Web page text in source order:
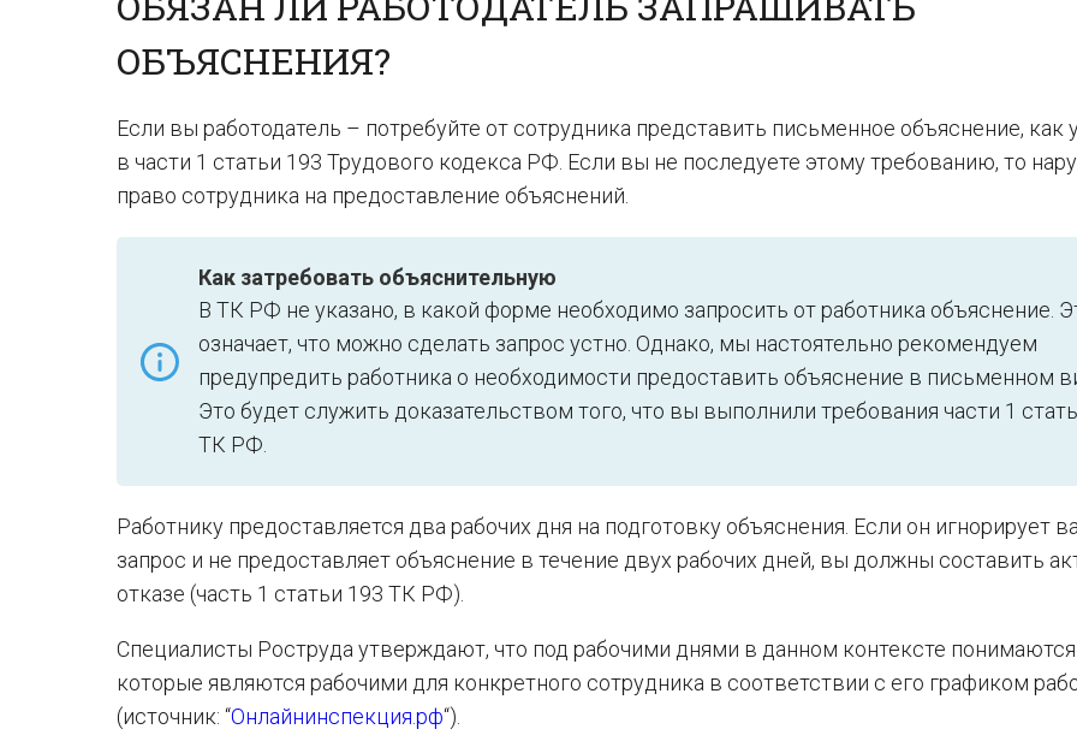
ОБЪЯСНЕНИЯ?
Если вы работодатель – потребуйте от сотрудника представить письменное объяснение, как
в части 1 статьи 193 Трудового кодекса РФ. Если вы не последуете этому требованию, то
право сотрудника на предоставление объяснений.
Как затребовать объяснительную
В ТК РФ не указано, в какой форме необходимо запросить от работника объяснение.
означает, что можно сделать запрос устно. Однако, мы настоятельно рекомендуем
предупредить работника о необходимости предоставить объяснение в письменном
Это будет служить доказательством того, что вы выполнили требования части 1
ТК РФ.
Работнику предоставляется два рабочих дня на подготовку объяснения. Если он игнорирует
запрос и не предоставляет объяснение в течение двух рабочих дней, вы должны составить
отказе (часть 1 статьи 193 ТК РФ).
Специалисты Роструда утверждают, что под рабочими днями в данном контексте
которые являются рабочими для конкретного сотрудника в соответствии с его графиком
(источник: “Онлайнинспекция.рф“).